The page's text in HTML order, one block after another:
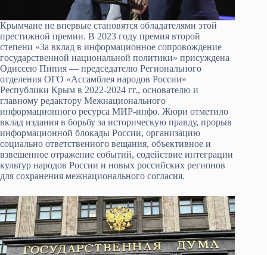
Крымчане не впервые становятся обладателями этой
престижной премии. В 2023 году премия второй
степени «За вклад в информационное сопровождение
государственной национальной политики» присуждена
Одиссею Пипия — председателю Регионального
отделения ОГО «Ассамблея народов России»
Республики Крым в 2022-2024 гг., основателю и
главному редактору Межнационального
информационного ресурса МИР-инфо. Жюри отметило
вклад издания в борьбу за историческую правду, прорыв
информационной блокады России, организацию
социально ответственного вещания, объективное и
взвешенное отражение событий, содействие интеграции
культур народов России и новых российских регионов
для сохранения межнационального согласия.